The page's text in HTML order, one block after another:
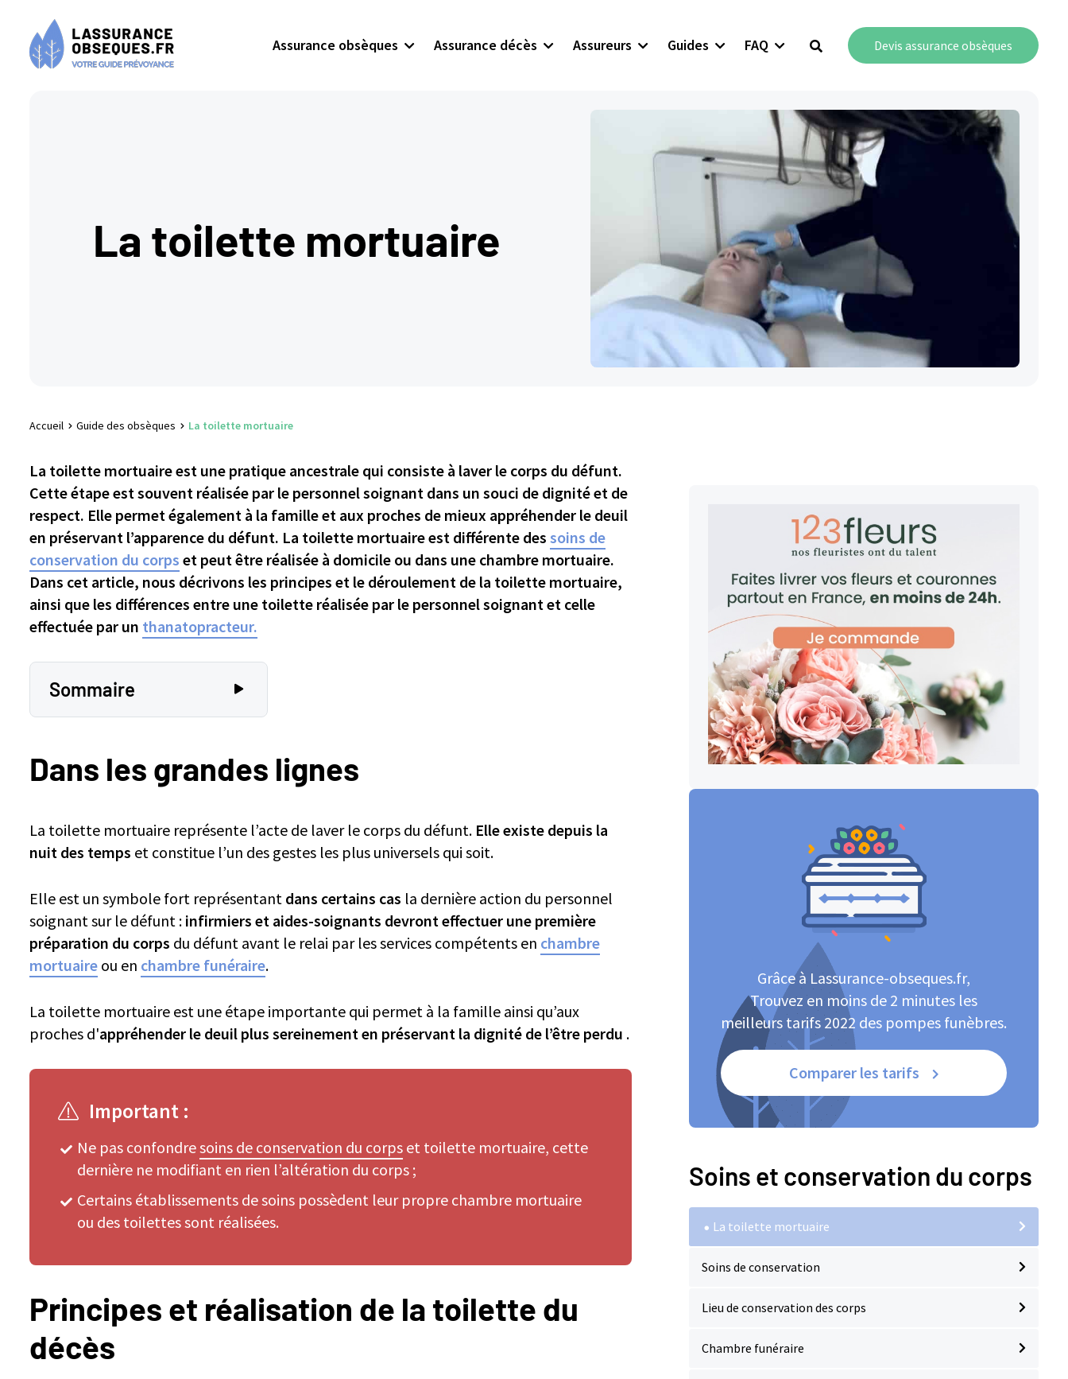
Assurance obsèques Assurance décès Assureurs Guides FAQ Devis assurance obsèques
La toilette mortuaire
Accueil Guide des obsèques La toilette mortuaire
La toilette mortuaire est une pratique ancestrale qui consiste à laver le corps du défunt.
Cette étape est souvent réalisée par le personnel soignant dans un souci de dignité et de
respect. Elle permet également à la famille et aux proches de mieux appréhender le deuil
en préservant l’apparence du défunt. La toilette mortuaire est différente des soins de
conservation du corps et peut être réalisée à domicile ou dans une chambre mortuaire.
Dans cet article, nous décrivons les principes et le déroulement de la toilette mortuaire,
ainsi que les différences entre une toilette réalisée par le personnel soignant et celle
effectuée par un thanatopracteur.
Sommaire
Soins d'hygiène mortuaire : déroulement et protocole de la toilette mortuaire
Dans les grandes lignes
La toilette mortuaire représente l’acte de laver le corps du défunt. Elle existe depuis la
nuit des temps et constitue l’un des gestes les plus universels qui soit.
Elle est un symbole fort représentant dans certains cas la dernière action du personnel
soignant sur le défunt : infirmiers et aides-soignants devront effectuer une première
préparation du corps du défunt avant le relai par les services compétents en chambre
mortuaire ou en chambre funéraire.
La toilette mortuaire est une étape importante qui permet à la famille ainsi qu’aux
proches d'appréhender le deuil plus sereinementen préservant la dignité de l’être perdu .
Important :
Ne pas confondresoins de conservation du corps et toilette mortuaire, cette
dernière ne modifiant en rien l’altération du corps ;
Certains établissements de soins possèdent leur propre chambre mortuaire
ou des toilettes sont réalisées.
Principes et réalisation de la toilette du
décès
Grâce à Lassurance-obseques.fr,
Trouvez en moins de 2 minutes les
meilleurs tarifs 2022 des pompes funèbres.
Comparer les tarifs
Soins et conservation du corps
La toilette mortuaire
Soins de conservation
Lieu de conservation des corps
Chambre funéraire